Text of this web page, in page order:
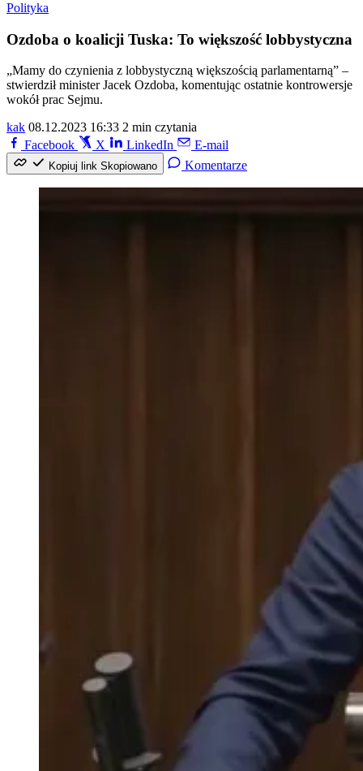
Polityka
Ozdoba o koalicji Tuska: To większość lobbystyczna
„Mamy do czynienia z lobbystyczną większością parlamentarną” –
stwierdził minister Jacek Ozdoba, komentując ostatnie kontrowersje
wokół prac Sejmu.
kak 08.12.2023 16:33 2 min czytania
Facebook
X LinkedIn E-mail
Kopiuj link Skopiowano Komentarze